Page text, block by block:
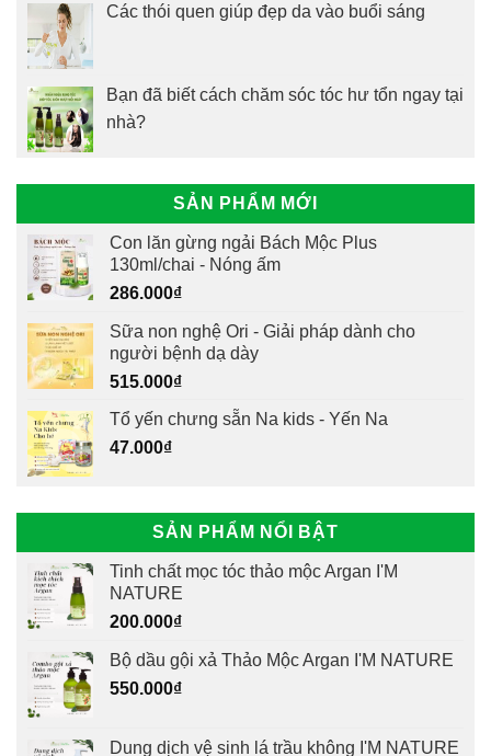
Các thói quen giúp đẹp da vào buổi sáng
Bạn đã biết cách chăm sóc tóc hư tổn ngay tại
nhà?
SẢN PHẨM MỚI
Con lăn gừng ngải Bách Mộc Plus
130ml/chai - Nóng ấm
286.000₫
Sữa non nghệ Ori - Giải pháp dành cho
người bệnh dạ dày
515.000₫
Tổ yến chưng sẵn Na kids - Yến Na
47.000₫
SẢN PHẨM NỔI BẬT
Tinh chất mọc tóc thảo mộc Argan I'M
NATURE
200.000₫
Bộ dầu gội xả Thảo Mộc Argan I'M NATURE
550.000₫
Dung dịch vệ sinh lá trầu không I'M NATURE